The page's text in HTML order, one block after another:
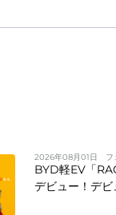
2026年08月01日 フ
BYD軽EV「
デビュー！デビ